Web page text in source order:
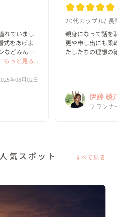
れていまし
式をあげよ
などみんな
限られてい
などを候補
もっと見る...
年08月02日
20代カップル 長
親身になって話を
更や申し出にも柔
たしたちの理想の
感謝です(*´ω｀*)
ありがとうござい
伊藤 綾
No.1！
プランナ
気スポット すべて見る